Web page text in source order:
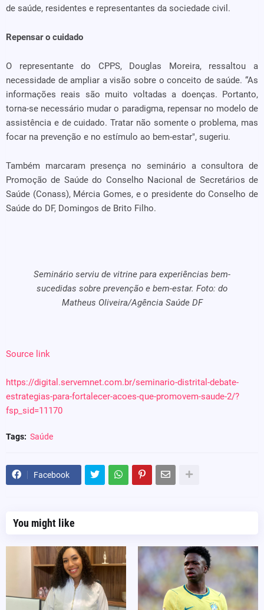
de saúde, residentes e representantes da sociedade civil.
Repensar o cuidado
O representante do CPPS, Douglas Moreira, ressaltou a
necessidade de ampliar a visão sobre o conceito de saúde. “As
informações reais são muito voltadas a doenças. Portanto,
torna-se necessário mudar o paradigma, repensar no modelo de
assistência e de cuidado. Tratar não somente o problema, mas
focar na prevenção e no estímulo ao bem-estar", sugeriu.
Também marcaram presença no seminário a consultora de
Promoção de Saúde do Conselho Nacional de Secretários de
Saúde (Conass), Mércia Gomes, e o presidente do Conselho de
Saúde do DF, Domingos de Brito Filho.
Seminário serviu de vitrine para experiências bem-
sucedidas sobre prevenção e bem-estar. Foto: do
Matheus Oliveira/Agência Saúde DF
Source link
https://digital.servemnet.com.br/seminario-distrital-debate-
estrategias-para-fortalecer-acoes-que-promovem-saude-2/?
fsp_sid=11170
Tags: Saúde
Facebook
You might like